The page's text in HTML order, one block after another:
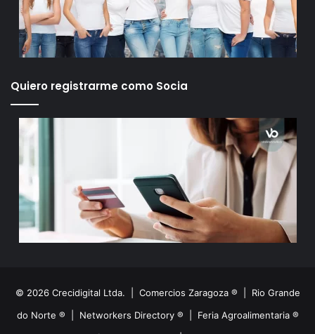
Quiero registrarme como Socia
© 2026 Crecidigital Ltda. | Comercios Zaragoza ®
Rio Grande
do Norte ®
Networkers Directory ®
Feria Agroalimentaria ®